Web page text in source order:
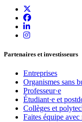
Partenaires et investisseurs
Entreprises
Organismes sans
Professeur·e
Étudiant·e et
Collèges et
Faites équipe avec